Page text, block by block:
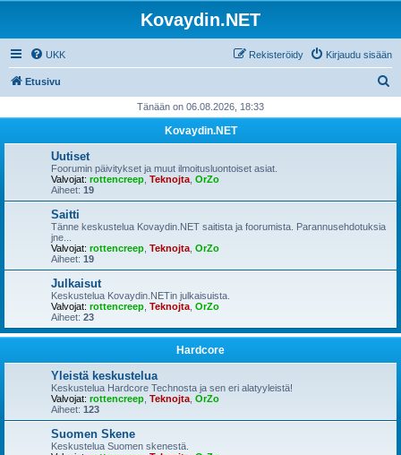
Kovaydin.NET
UKK Kirjaudu sisään
Rekisteröidy
Etusivu
i
Tänään on 06.08.2026, 18:33
Kovaydin.NET
Uutiset
Foorumin päivitykset ja muut ilmoitusluontoiset asiat.
Valvojat: rottencreep Teknojta OrZo
Aiheet: 19
Saitti
Tänne keskustelua Kovaydin.NET saitista ja foorumista. Parannusehdotuksia
jne...
Valvojat: rottencreep Teknojta OrZo
Aiheet: 19
Julkaisut
Keskustelua Kovaydin.NETin julkaisuista.
Valvojat: rottencreep Teknojta OrZo
Aiheet: 23
Hardcore
Yleistä keskustelua
Keskustelua Hardcore Technosta ja sen eri alatyyleistä!
Valvojat: rottencreep Teknojta OrZo
Aiheet: 123
Suomen Skene
Keskustelua Suomen skenestä.